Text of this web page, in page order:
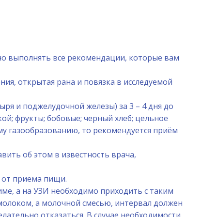
выполнять все рекомендации, которые вам
открытая рана и повязка в исследуемой
и поджелудочной железы) за 3 – 4 дня до
фрукты; бобовые; черный хлеб; цельное
газообразованию, то рекомендуется приём
об этом в известность врача,
от приема пищи.
а на УЗИ необходимо приходить с таким
а молочной смесью, интервал должен